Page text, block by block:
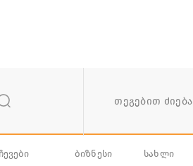
თეგებით ძიება
ბიზნესი სახლი